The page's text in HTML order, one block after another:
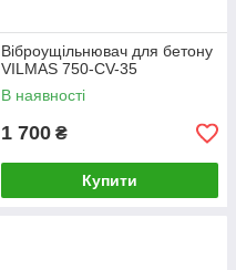
Віброущільнювач для бетону
VILMAS 750-CV-35
В наявності
1 700 ₴
Купити